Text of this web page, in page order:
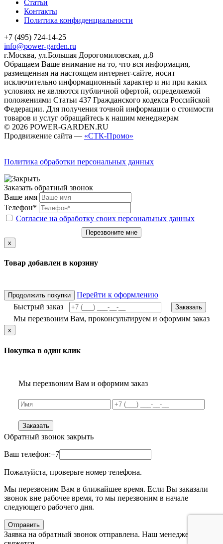
Статьи
Контакты
Политика конфиденциальности
+7 (495) 724-14-25
info@power-garden.ru
г.Москва, ул.Большая Дорогомиловская, д.8
Обращаем Ваше внимание на то, что вся информация,
размещенная на настоящем интернет-сайте, носит
исключительно информационный характер и ни при каких
условиях не являются публичной офертой, определяемой
положениями Статьи 437 Гражданского кодекса Российской
Федерации. Для получения точной информации о стоимости
товаров и услуг обращайтесь к нашим менеджерам
© 2026 POWER-GARDEN.RU
Продвижение сайта — «СТК-Промо»
Политика обработки персональных данных
Заказать обратный звонок
Ваше имя
Телефон*
Согласие на обработку своих персональных данных
Перезвоните мне
x
Товар добавлен в корзину
Продолжить покупки
Перейти к оформлению
Быстрый заказ
Заказать
Мы перезвоним Вам, проконсультируем и оформим заказ
x
Покупка в один клик
Мы перезвоним Вам и оформим заказ
Заказать
Обратный звонок закрыть
Ваш телефон:+7
Пожалуйста, проверьте номер телефона.
Мы перезвоним Вам в ближайшее время. Если Вы заказали
звонок вне рабочее время, то мы перезвоним в начале
следующего рабочего дня.
Отправить
Заявка на обратный звонок отправлена. Наш менеджер с Вами